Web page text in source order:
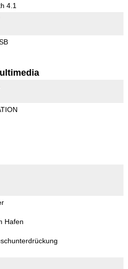
4.1
Hafen